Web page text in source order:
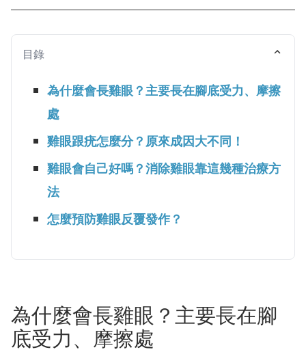
目錄
為什麼會長雞眼？主要長在腳底受力、摩擦
處
雞眼跟疣怎麼分？原來成因大不同！
雞眼會自己好嗎？消除雞眼靠這幾種治療方
法
怎麼預防雞眼反覆發作？
為什麼會長雞眼？主要長在腳
底受力、摩擦處